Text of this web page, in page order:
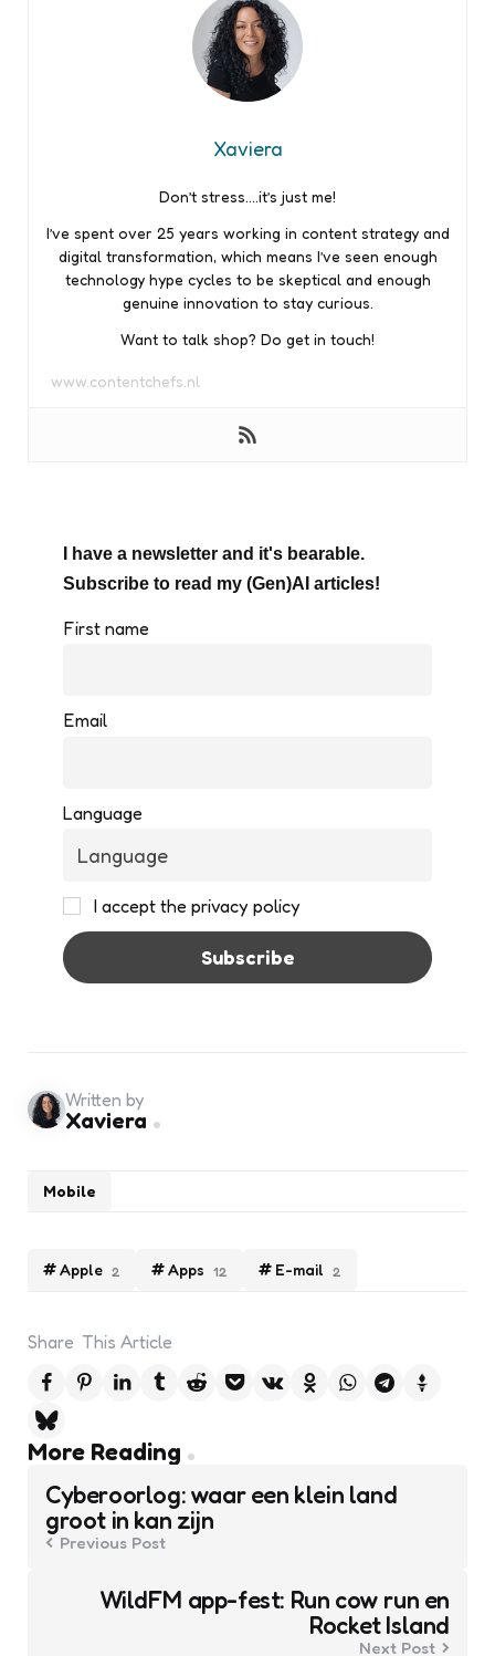
Xaviera
Don’t stress….it’s just me!
I’ve spent over 25 years working in content strategy and
digital transformation, which means I’ve seen enough
technology hype cycles to be skeptical and enough
genuine innovation to stay curious.
Want to talk shop? Do get in touch!
www.contentchefs.nl
I have a newsletter and it's bearable.
Subscribe to read my (Gen)AI articles!
First name
Email
Language
I accept the privacy policy
Apple 2 Apps 12 E-mail 2
Mobile
Written by
Xaviera
Share This Article
More Reading
Post
navigation
Cyberoorlog: waar een klein land
groot in kan zijn
Previous Post
WildFM app-fest: Run cow run en
Rocket Island
Next Post